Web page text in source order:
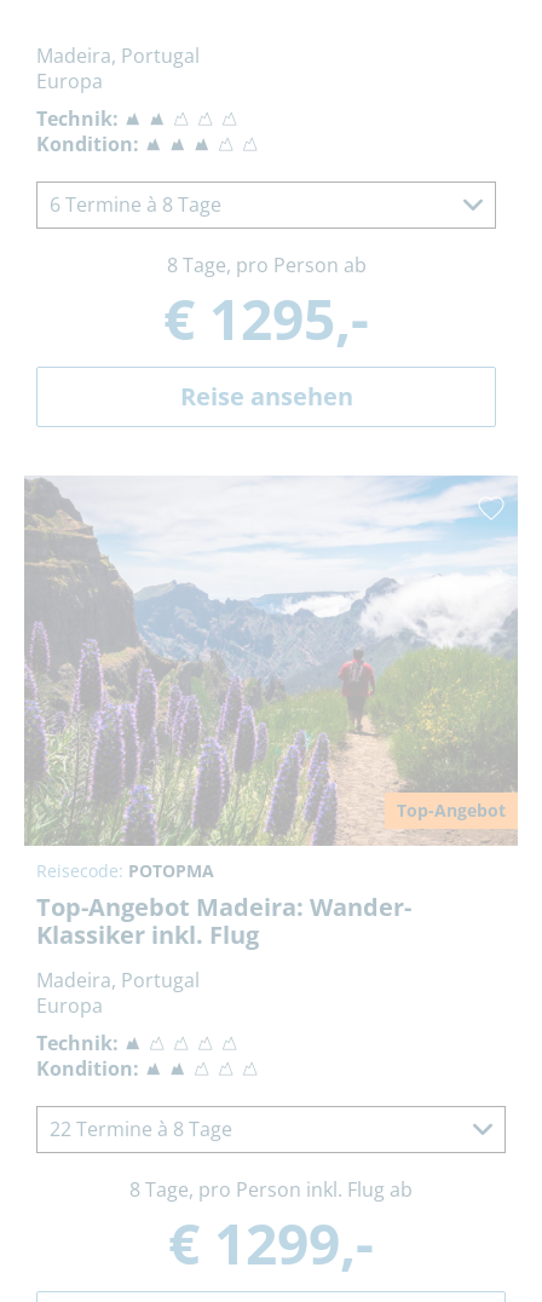
Madeira, Portugal
Europa
Technik:
Kondition:
6 Termine à 8 Tage
8 Tage, pro Person ab
€ 1295,-
Reise ansehen
Top-Angebot
Reisecode: POTOPMA
Top-Angebot Madeira: Wander-
Klassiker inkl. Flug
Madeira, Portugal
Europa
Technik:
Kondition:
22 Termine à 8 Tage
8 Tage, pro Person inkl. Flug ab
€ 1299,-